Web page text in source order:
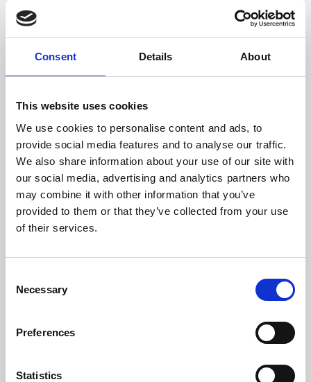
Consent Details About
This website uses cookies
We use cookies to personalise content and ads, to
provide social media features and to analyse our traffic.
We also share information about your use of our site with
our social media, advertising and analytics partners who
may combine it with other information that you’ve
provided to them or that they’ve collected from your use
of their services.
Selection
Necessary
Preferences
Statistics
ETNA Rotante Control 13” on täydellinen valinta pitkiin
ruoanlaittosessioihin. Parannettu akkujärjestelmä
varmistaa, että näyttö ja ohjaus toimivat
moitteettomasti, vaikka ilta venähtäisi. Pizza numero 8
Uunissa yhdistyvät vankka rakenne, 4,3 tuuman TFT-
sopii käytettäväksi säässä kuin säässä. Se vie
minimaalisesti tilaa, mutta tarjoaa maksimaalisen
suorituskyvyn.
Niille, jotka haluavat ottaa
seuraavan askeleen
Jos sinulla on jo pizzauuni, ETNA Rotante Control 13" on
enemmän kuin pelkkä päivitys. Se tarkoittaa askelta
eteenpäin: enemmän hallintaa, enemmän
Uutuusuunin edut eivät rajoitu vain lämpötilaan, vaan se